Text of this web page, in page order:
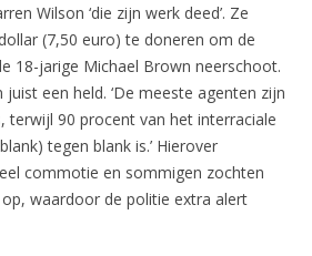
Wilson ‘die zijn werk deed’. Ze
(7,50 euro) te doneren om de
18-jarige Michael Brown neerschoot.
een held. ‘De meeste agenten zijn
terwijl 90 procent van het interraciale
tegen blank is.’ Hierover
commotie en sommigen zochten
waardoor de politie extra alert